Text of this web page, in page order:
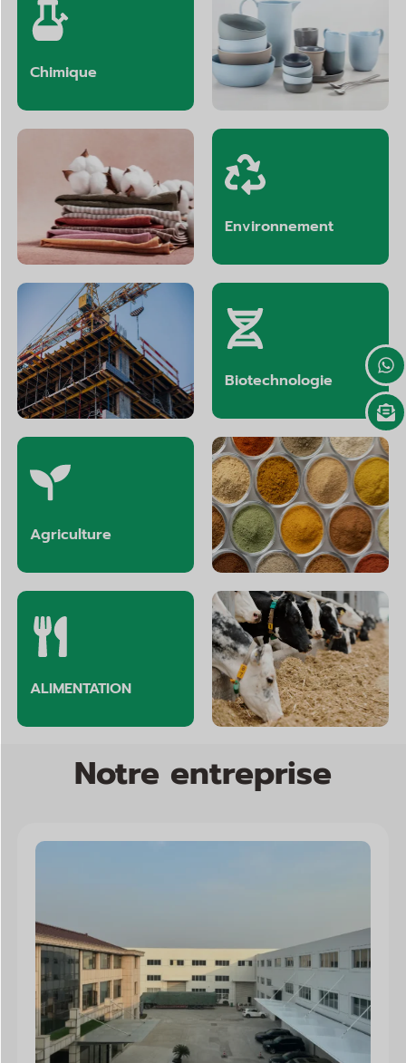
Chimique Céramique
Textiles Environnement
La construction Biotechnologie
Agriculture Arômes et parfums
ALIMENTATION Alimentation animale
Notre entreprise